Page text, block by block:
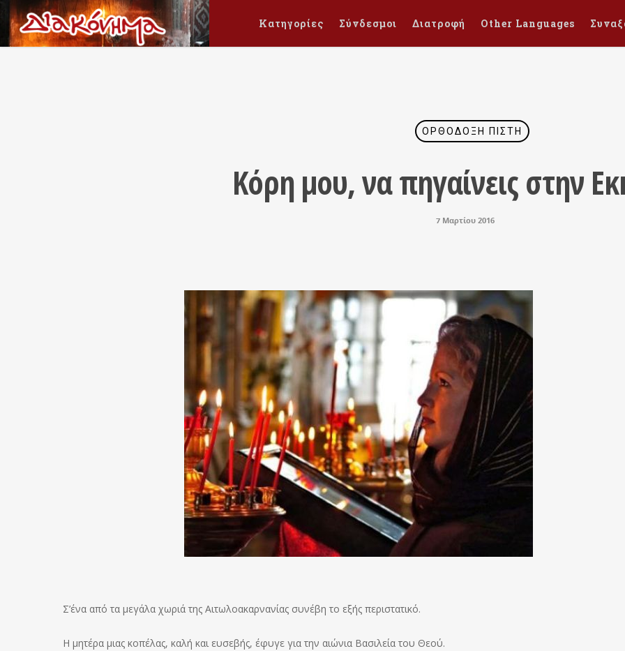
Κατηγορίες Σύνδεσμοι Διατροφή Other Languages
ΟΡΘΌΔΟΞΗ ΠΊΣΤΗ
Κόρη μου, να πηγαίνεις στην
7 Μαρτίου 2016
Σ’ένα από τα μεγάλα χωριά της Αιτωλοακαρνανίας συνέβη το εξής περιστατικό.
Η μητέρα μιας κοπέλας, καλή και ευσεβής, έφυγε για την αιώνια Βασιλεία του Θεού.